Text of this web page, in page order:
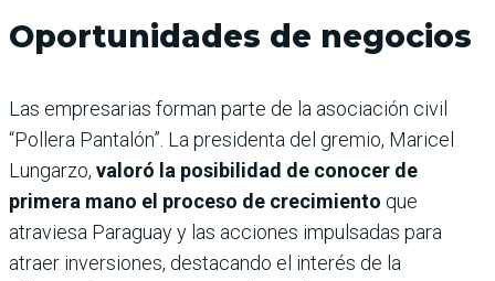
Oportunidades de negocios
Las empresarias forman parte de la asociación civil
“Pollera Pantalón”. La presidenta del gremio, Maricel
Lungarzo, valoró la posibilidad de conocer de
primera mano el proceso de crecimiento que
atraviesa Paraguay y las acciones impulsadas para
atraer inversiones, destacando el interés de la